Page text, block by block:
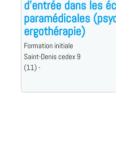
d'entrée dans les
paramédicales
ergothérapie)
Formation initiale
Saint-Denis cedex 9
(11) -